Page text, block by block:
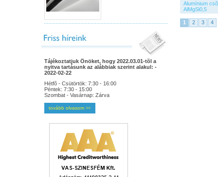
Tájékoztatjuk Önöket, hogy 2022.03.01-tõl a
nyitva tartásunk az alábbiak szerint alakul: -
2022-02-22
Hétfõ - Csütörtök: 7:30 - 16:00
Péntek: 7:30 - 15:00
Szombat - Vasárnap: Zárva
tovább olvasom >>
Alumínium csõ
AlMgSi0,5
1 2 3 4